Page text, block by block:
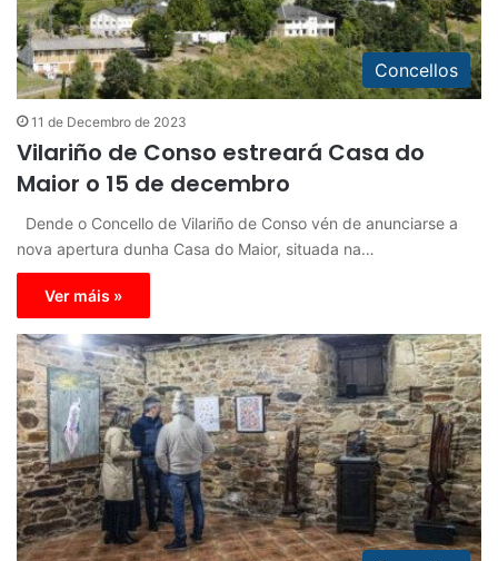
Concellos
11 de Decembro de 2023
Vilariño de Conso estreará Casa do
Maior o 15 de decembro
Dende o Concello de Vilariño de Conso vén de anunciarse a
nova apertura dunha Casa do Maior, situada na…
Ver máis »